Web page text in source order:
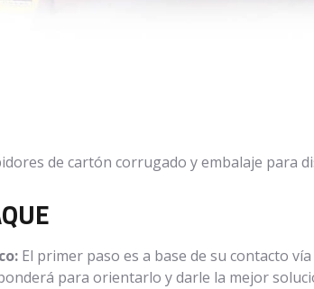
de cartón corrugado y embalaje para
El primer paso es a base de su contacto
para orientarlo y darle la mejor